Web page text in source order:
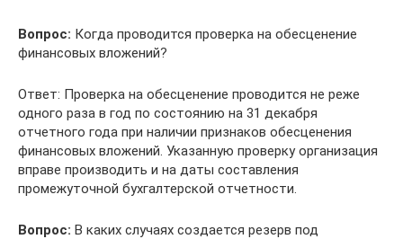
Вопрос: Когда проводится проверка на обесценение
финансовых вложений?
Ответ: Проверка на обесценение проводится не реже
одного раза в год по состоянию на 31 декабря
отчетного года при наличии признаков обесценения
финансовых вложений. Указанную проверку организация
вправе производить и на даты составления
промежуточной бухгалтерской отчетности.
Вопрос: В каких случаях создается резерв под